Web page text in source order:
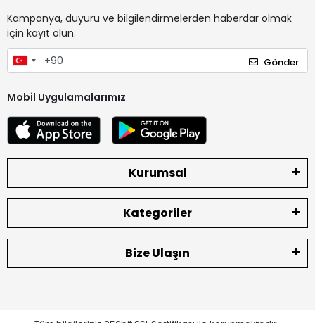
Kampanya, duyuru ve bilgilendirmelerden haberdar olmak
için kayıt olun.
Gönder
Mobil Uygulamalarımız
Kurumsal
Kategoriler
Bize Ulaşın